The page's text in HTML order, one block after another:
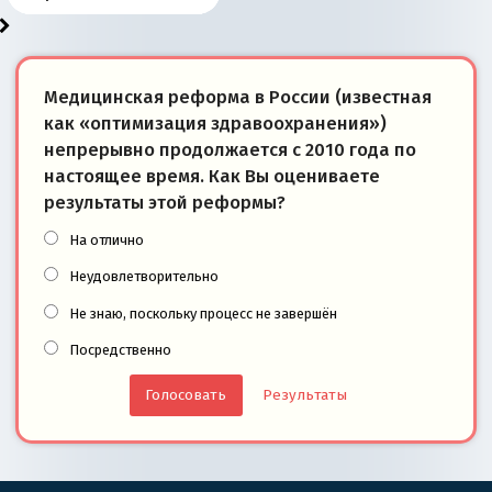
Медицинская реформа в России (известная
как «оптимизация здравоохранения»)
непрерывно продолжается с 2010 года по
настоящее время. Как Вы оцениваете
результаты этой реформы?
На отлично
Неудовлетворительно
Не знаю, поскольку процесс не завершён
Посредственно
Результаты